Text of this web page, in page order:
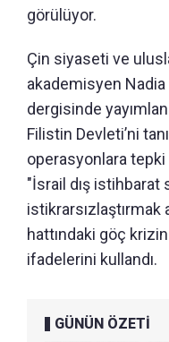
görülüyor.
Çin siyaseti ve
akademisyen
dergisinde
Filistin Devleti’ni
operasyonlara
"İsrail dış istihbarat
istikrarsızlaştırmak
hattındaki göç
ifadelerini kullandı.
GÜNÜN ÖZETİ